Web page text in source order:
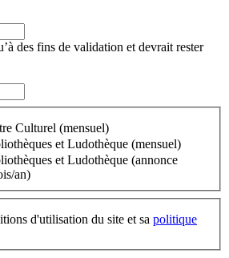
des fins de validation et devrait rester
Culturel (mensuel)
et Ludothèque (mensuel)
et Ludothèque (annonce
an)
d'utilisation du site et sa politique